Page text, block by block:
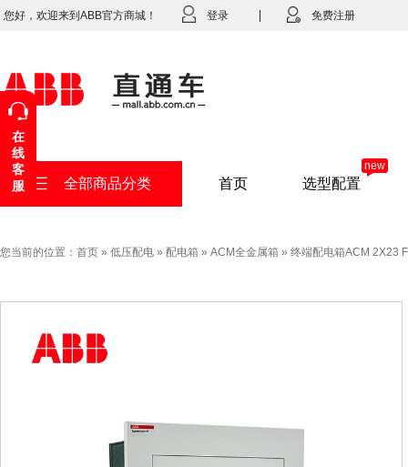
您好，欢迎来到ABB官方商城！ 登录 免费注册
全部商品分类 首页 选型配置
new
您当前的位置： 首页 » 低压配电 » 配电箱 » ACM全金属箱 » 终端配电箱ACM 2X23
在
线
客
服